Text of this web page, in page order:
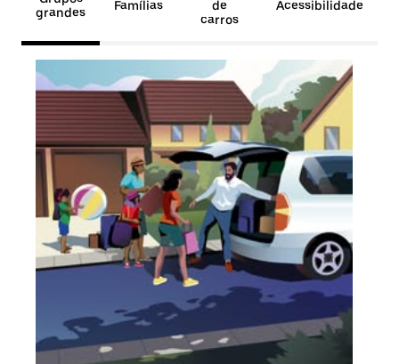
grandes
Famílias
de
carros
Acessibilidade